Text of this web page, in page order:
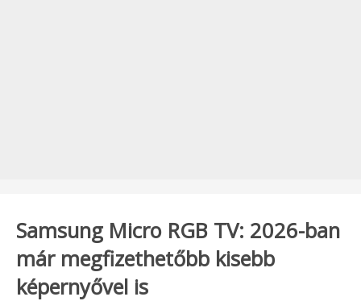
Samsung Micro RGB TV: 2026-ban
már megfizethetőbb kisebb
képernyővel is